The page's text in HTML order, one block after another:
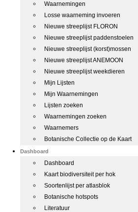
Waarnemingen
Losse waarneming invoeren
Nieuwe streeplijst FLORON
Nieuwe streeplijst paddenstoelen
Nieuwe streeplijst (korst)mossen
Nieuwe streeplijst ANEMOON
Nieuwe streeplijst weekdieren
Mijn Lijsten
Mijn Waarnemingen
Lijsten zoeken
Waarnemingen zoeken
Waarnemers
Botanische Collectie op de Kaart
Dashboard
Dashboard
Kaart biodiversiteit per hok
Soortenlijst per atlasblok
Botanische hotspots
Literatuur